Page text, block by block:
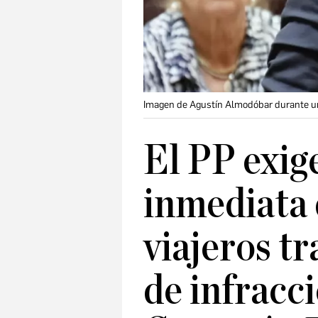
Imagen de Agustín Almodóbar durante
El PP
inmediata
viajeros
de